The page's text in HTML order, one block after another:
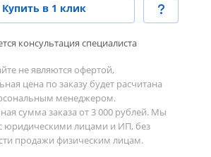
Купить в 1 клик
консультация специалиста
не являются офертой,
цена по заказу будет расчитана
менеджером.
сумма заказа от 3 000 рублей. Мы
юридическими лицами и ИП, без
продажи физическим лицам.